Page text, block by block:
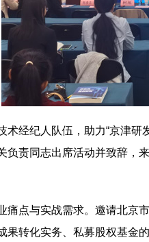
术经纪人队伍，助力“京津
负责同志出席活动并致辞，
痛点与实战需求。邀请北京
果转化实务、私募股权基金